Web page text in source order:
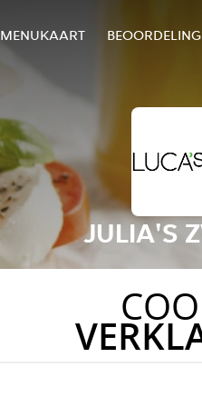
MENUKAART
JULIA'S